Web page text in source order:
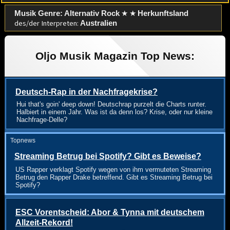
Musik Genre: Alternativ Rock★ ★ Herkunftsland
des/der Interpreten: Australien
Oljo Musik Magazin Top News:
Deutsch-Rap in der Nachfragekrise?
Hui that's goin' deep down! Deutschrap purzelt die Charts runter.
Halbiert in einem Jahr. Was ist da denn los? Krise, oder nur kleine
Nachfrage-Delle?
Topnews
Streaming Betrug bei Spotify? Gibt es Beweise?
US Rapper verklagt Spotify wegen von ihm vermuteten Streaming
Betrug den Rapper Drake betreffend. Gibt es Streaming Betrug bei
Spotify?
ESC Vorentscheid: Abor & Tynna mit deutschem
Allzeit-Rekord!